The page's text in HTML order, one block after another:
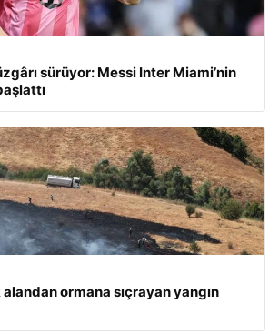
sürüyor: Messi Inter Miami’nin
ormana sıçrayan yangın